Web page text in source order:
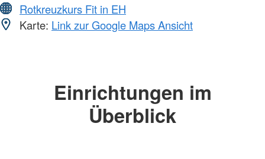
Rotkreuzkurs Fit in EH
Karte: Link zur Google Maps Ansicht
Einrichtungen im
Überblick